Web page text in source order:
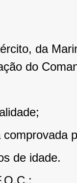
da
do
de idade.